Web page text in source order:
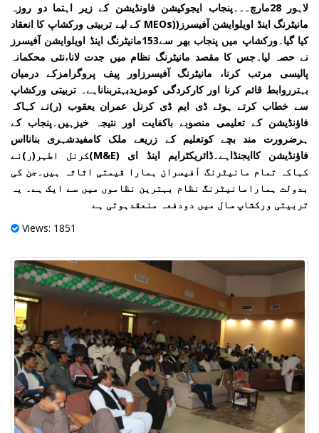
لاہور 28مارچ۔۔۔پنجاب ایجوکیشن فاونڈیشن کے زیر اہتما دو روزہ
مانیٹرنگ اینڈ اویلوایشن آفیسرز((MEOs کے لیے تربیتی ورکشاپ کا انعقاد
کیا گیا۔ورکشاپ میں پنجاب بھر سے153مانیٹرنگ اینڈ اویلوایشن آفیسرز
نے حصہ لیا۔جس کا مقصد مانیٹرنگ نظام میں جدت لانا،نئی محکمانہ
پالیسی مرتب کرنا، مانیٹرنگ آفیسرزاور پیف پروگرامزکے درمیان
بہترروابط قائم کرنا اور کارکردگی کومزیدبہتربناناہے۔ تربیتی ورکشاپ
سے خطاب کرتے ہوئے ڈی ایم ڈی کرنل عمران یعقوب (ر)نے کہاکہ
فاؤنڈیشن کے تعلیمی منصوبے باکفایت اور نتیجہ خیزہیں۔پنجاب کے
ہرضرورت مند بچے کوتعلیم کے زریعے ملک کامفیدشہری بنانااس
فاؤنڈیشن کاایجنڈاہے۔ڈائریکٹرایم اینڈ ای (M&E)کرنل اطہر(ر)نے
کہاکہ تمام مانیٹرنگ آفیسران ہمارا قیمتی اثاثہ ہیں۔جن کی
بدولت ہمارامانیٹرنگ نظام بہترین نظاموں میں سے ایک ہے۔ یہ
تربیتی ورکشاپ سال میں دودفعہ منعقدہوتی ہے
Views: 1851